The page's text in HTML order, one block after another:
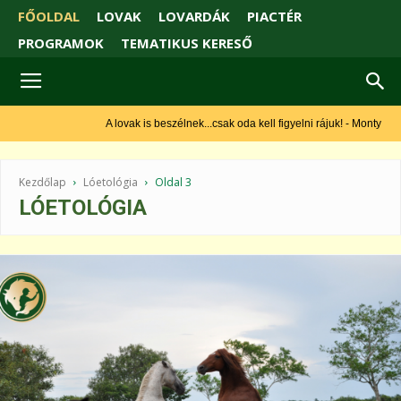
FŐOLDAL LOVAK LOVARDÁK
PIACTÉR
PROGRAMOK
TEMATIKUS KERESŐ
A lovak is beszélnek...csak oda kell figyelni rájuk! - Monty Roberts
Kezdőlap Lóetológia Oldal 3
LÓETOLÓGIA